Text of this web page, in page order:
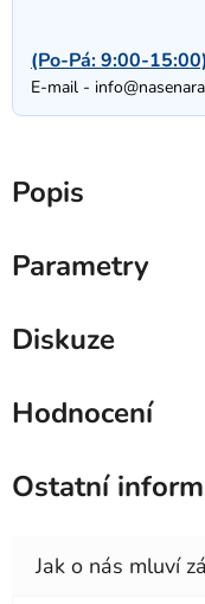
(Po-Pá: 9:00-
E-mail -
Popis
Parametry
Diskuze
Hodnocení
Ostatní